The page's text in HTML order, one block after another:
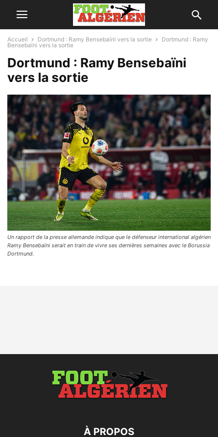
Accueil Dortmund : Ramy Bensebaïni vers la sortie
Dortmund : Ramy
Bensebaïni vers la sortie
Dortmund : Ramy Bensebaïni
vers la sortie
Un rapport de la presse allemande indique que le défenseur international algérien
Ramy Bensebaïni serait en train de vivre ses dernières semaines avec le Borussia
Dortmund.
À PROPOS